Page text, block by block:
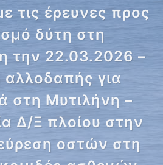
τις έρευνες προς
δύτη στη
την 22.03.2026 –
για
στη Μυτιλήνη –
Δ/Ξ πλοίου στην
οστών στη